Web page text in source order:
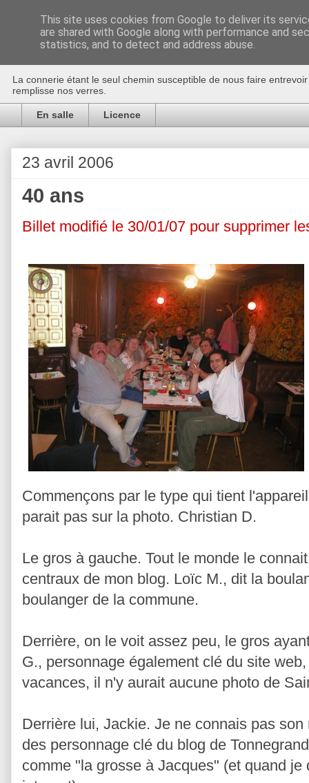
Au bistro !
La connerie étant le seul chemin susceptible de nous faire
remplisse nos verres.
En salle Licence
23 avril 2006
40 ans
Billet modifié le 30/01/07 pour supprimer
Commençons par le type qui tient
parait pas sur la photo. Christian D.
Le gros à gauche. Tout le monde le
centraux de mon blog. Loïc M., dit la
boulanger de la commune.
Derrière, on le voit assez peu, le gros
G., personnage également clé du site
vacances, il n'y aurait aucune photo de
Derrière lui, Jackie. Je ne connais pas
des personnage clé du blog de
comme "la grosse à Jacques" (et quand
This site uses cookies from Google to deliver its
are shared with Google along with performance and
statistics, and to detect and address abuse.